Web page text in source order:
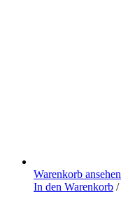
Warenkorb ansehen
In den Warenkorb /